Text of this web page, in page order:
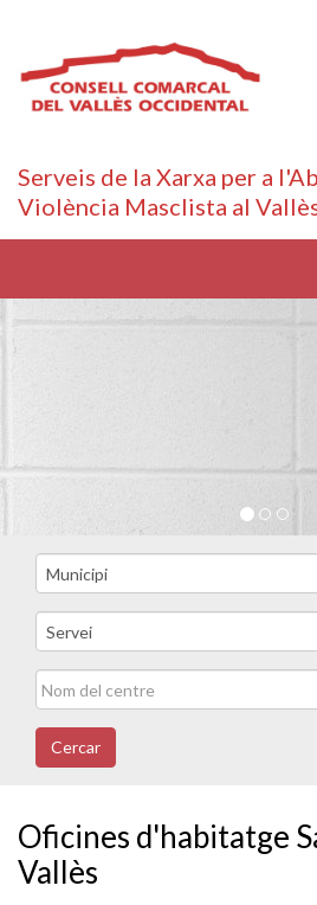
Serveis de la Xarxa per a
Violència Masclista al
Cercar
Oficines d'habitatge
Vallès